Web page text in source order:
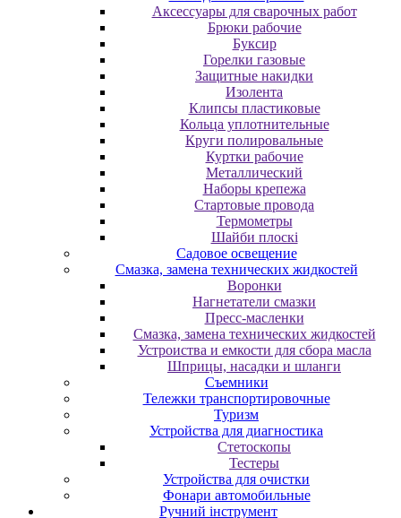
Аксессуары для сварочных работ
Брюки рабочие
Буксир
Горелки газовые
Защитные накидки
Изолента
Клипсы пластиковые
Кольца уплотнительные
Круги полировальные
Куртки рабочие
Металлический
Наборы крепежа
Стартовые провода
Термометры
Шайби плоскі
Садовое освещение
Смазка, замена технических жидкостей
Воронки
Нагнетатели смазки
Пресс-масленки
Смазка, замена технических жидкостей
Устроиства и емкости для сбора масла
Шприцы, насадки и шланги
Съемники
Тележки транспортировочные
Туризм
Устройства для диагностика
Стетоскопы
Тестеры
Устройства для очистки
Фонари автомобильные
Ручний інструмент